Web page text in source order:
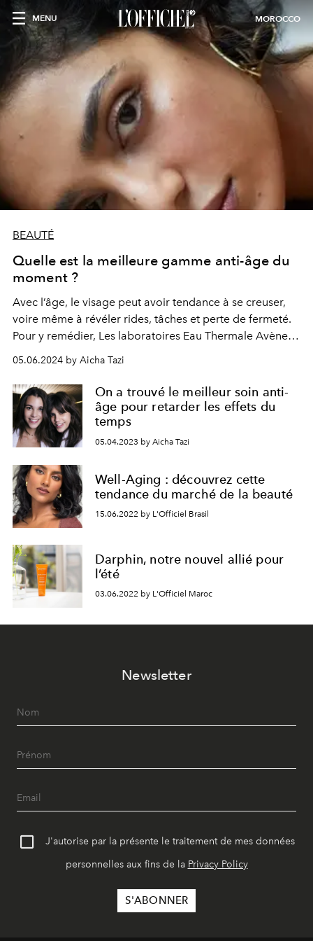
MENU MOROCCO
BEAUTÉ
Quelle est la meilleure gamme anti-âge du
moment ?
Avec l’âge, le visage peut avoir tendance à se creuser,
voire même à révéler rides, tâches et perte de fermeté.
Pour y remédier, Les laboratoires Eau Thermale Avène
ont imaginé Hyaluron Activ B3. Une gamme anti-âge
complète qui révolutionne le marché.
05.06.2024 by Aicha Tazi
On a trouvé le meilleur soin anti-
âge pour retarder les effets du
temps
05.04.2023 by Aicha Tazi
Well-Aging : découvrez cette
tendance du marché de la beauté
15.06.2022 by L'Officiel Brasil
Darphin, notre nouvel allié pour
l’été
03.06.2022 by L'Officiel Maroc
Newsletter
J'autorise par la présente le traitement de mes données
personnelles aux fins de la Privacy Policy